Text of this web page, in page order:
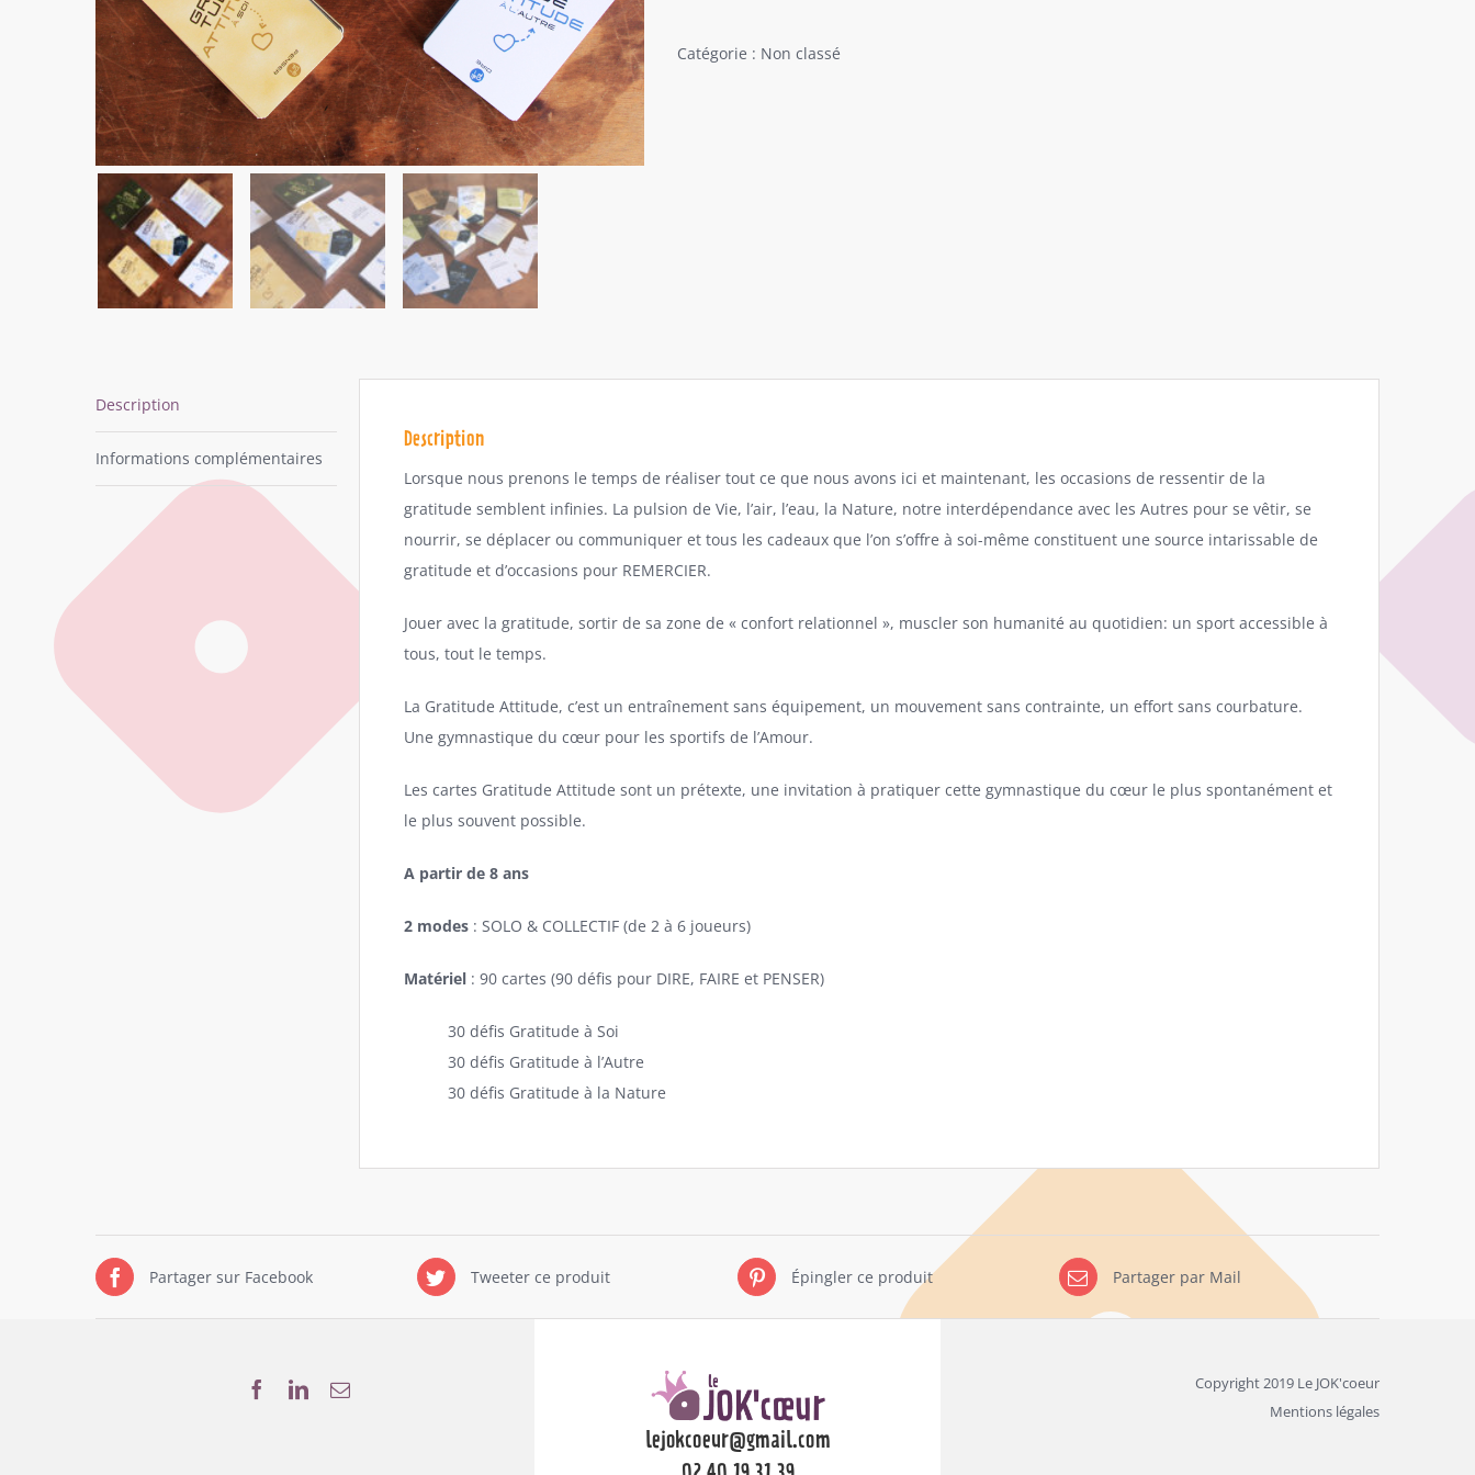
Attitudela
Catégorie : Non classé
Description
Informations complémentaires
Description
Lorsque nous prenons le temps de réaliser tout ce que nous avons ici et maintenant, les occasions de ressentir de la
gratitude semblent infinies. La pulsion de Vie, l’air, l’eau, la Nature, notre interdépendance avec les Autres pour se vêtir, se
nourrir, se déplacer ou communiquer et tous les cadeaux que l’on s’offre à soi-même constituent une source intarissable de
gratitude et d’occasions pour REMERCIER.
Jouer avec la gratitude, sortir de sa zone de « confort relationnel », muscler son humanité au quotidien: un sport accessible à
tous, tout le temps.
La Gratitude Attitude, c’est un entraînement sans équipement, un mouvement sans contrainte, un effort sans courbature.
Une gymnastique du cœur pour les sportifs de l’Amour.
Les cartes Gratitude Attitude sont un prétexte, une invitation à pratiquer cette gymnastique du cœur le plus spontanément et
le plus souvent possible.
A partir de 8 ans
2 modes : SOLO & COLLECTIF (de 2 à 6 joueurs)
Matériel : 90 cartes (90 défis pour DIRE, FAIRE et PENSER)
30 défis Gratitude à Soi
30 défis Gratitude à l’Autre
30 défis Gratitude à la Nature
Partager sur Facebook Tweeter ce produit Épingler ce produit Partager par Mail
lejokcoeur@gmail.com
Copyright 2019 Le JOK'coeur
Mentions légales